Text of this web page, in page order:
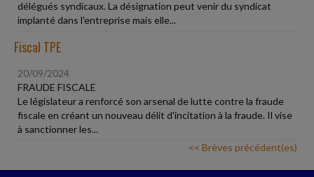
délégués syndicaux. La désignation peut venir du syndicat
implanté dans l'entreprise mais elle...
Fiscal TPE
20/09/2024
FRAUDE FISCALE
Le législateur a renforcé son arsenal de lutte contre la fraude
fiscale en créant un nouveau délit d'incitation à la fraude. Il vise
à sanctionner les...
<< Brèves précédent(es)